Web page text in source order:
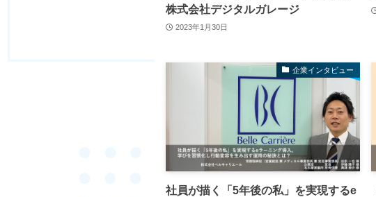
株式会社デジタルガレージ
2023年1月30日
企業インタビュー
社員が描く「5年後の私」を実現するe